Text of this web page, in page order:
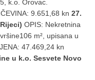
k.o. Orovac.
9.651,68 kn27.
OPIS: Nekretnina
m², upisana u
47.469,24 kn
u k.o. Sesvete Novo